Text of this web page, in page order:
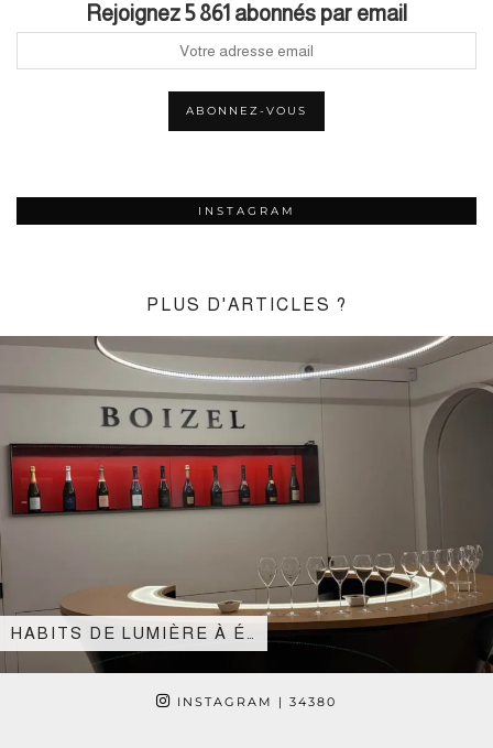
Rejoignez 5 861 abonnés par email
INSTAGRAM
PLUS D'ARTICLES ?
HABITS DE LUMIÈRE À É…
INSTAGRAM | 34380